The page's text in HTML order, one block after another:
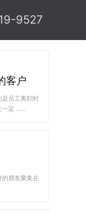
9527
客户
员工离职时
定 ......
朋友聚集在